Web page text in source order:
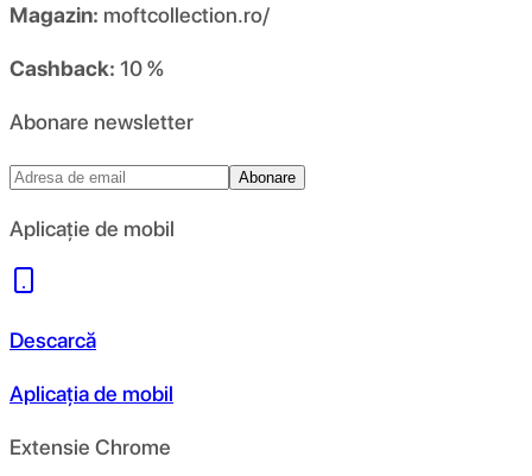
Magazin: moftcollection.ro/
Cashback: 10 %
Abonare newsletter
Abonare
Aplicație de mobil
Descarcă
Aplicația de mobil
Extensie Chrome